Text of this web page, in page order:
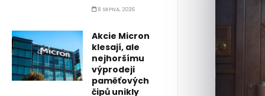
8 SRPNA, 2026
Akcie Micron
klesají, ale
nejhoršímu
výprodeji
paměťových
čipů unikly